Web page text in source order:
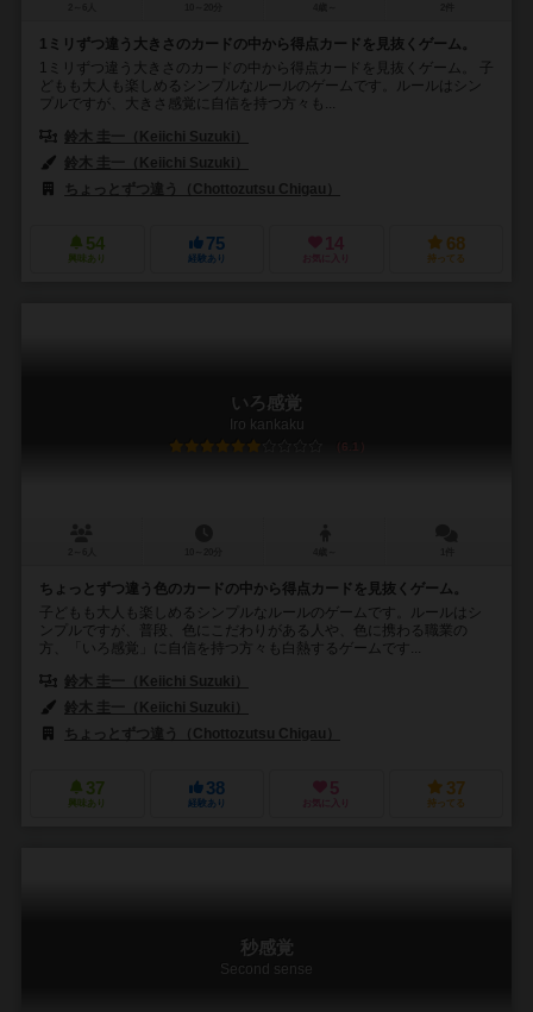
1ミリずつ違う大きさのカードの中から得点カードを見抜くゲーム。
1ミリずつ違う大きさのカードの中から得点カードを見抜くゲーム。 子
どもも大人も楽しめるシンプルなルールのゲームです。ルールはシン
プルですが、大きさ感覚に自信を持つ方々も...
鈴木 圭一（Keiichi Suzuki）
鈴木 圭一（Keiichi Suzuki）
ちょっとずつ違う（Chottozutsu Chigau）
54
興味あり
75
経験あり
14
お気に入り
68
持ってる
いろ感覚
Iro kankaku
6.1
ちょっとずつ違う色のカードの中から得点カードを見抜くゲーム。
子どもも大人も楽しめるシンプルなルールのゲームです。ルールはシ
ンプルですが、普段、色にこだわりがある人や、色に携わる職業の
方、「いろ感覚」に自信を持つ方々も白熱するゲームです...
鈴木 圭一（Keiichi Suzuki）
鈴木 圭一（Keiichi Suzuki）
ちょっとずつ違う（Chottozutsu Chigau）
37
興味あり
38
経験あり
5
お気に入り
37
持ってる
秒感覚
Second sense